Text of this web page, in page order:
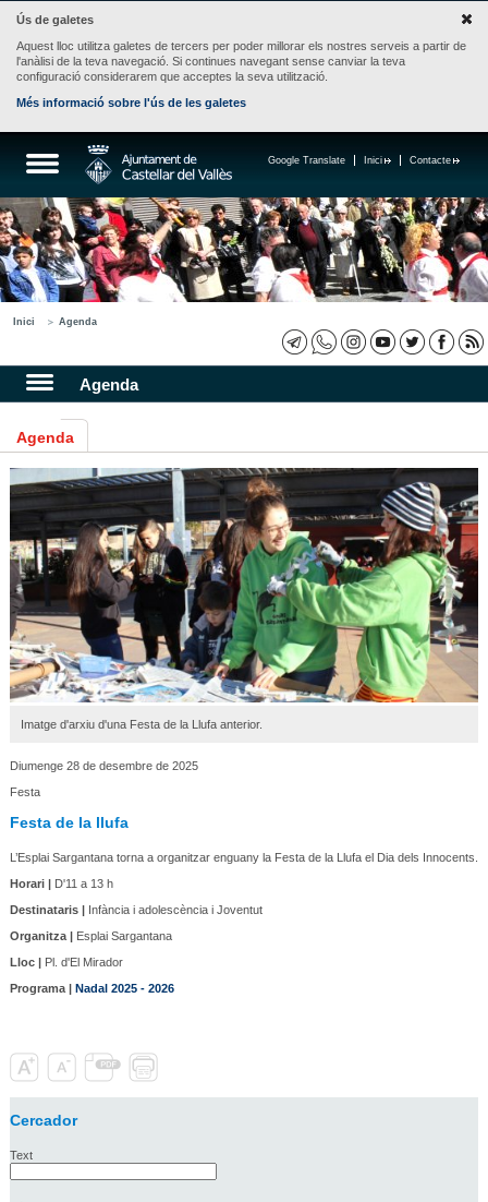
Ús de galetes
Aquest lloc utilitza galetes de tercers per poder millorar els nostres serveis a partir de
l'anàlisi de la teva navegació. Si continues navegant sense canviar la teva
configuració considerarem que acceptes la seva utilització.
Més informació sobre l'ús de les galetes
Contacte
Inici
Google Translate
Inici Agenda
Agenda
Agenda
Imatge d'arxiu d'una Festa de la Llufa anterior.
Diumenge 28 de desembre de 2025
Festa
Festa de la llufa
L’Esplai Sargantana torna a organitzar enguany la Festa de la Llufa el Dia dels Innocents.
Horari |D'11 a 13 h
Destinataris |Infància i adolescència i Joventut
Organitza |Esplai Sargantana
Lloc |Pl. d'El Mirador
Programa | Nadal 2025 - 2026
Cercador
Text